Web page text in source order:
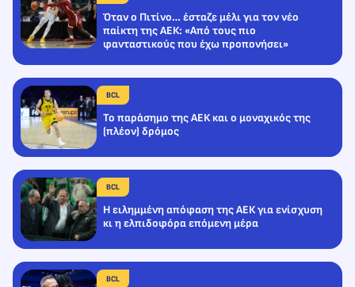
Όταν ο Πιτίνο… έσταζε μέλι για τον νέο
παίκτη της ΑΕΚ: «Από τους πιο
φανταστικούς που έχω προπονήσει»
BCL
Το παράσημο της ΑΕΚ και ο μοναχικός της
(πλέον) δρόμος
BCL
Η ειλημμένη απόφαση της ΑΕΚ για ενίσχυση
κι η ελπιδοφόρα επόμενη μέρα
BCL